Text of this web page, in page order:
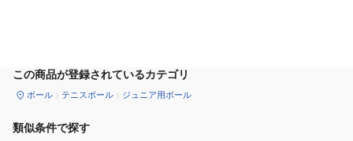
この商品が登録されているカテゴリ
ボール テニスボール ジュニア用ボール
類似条件で探す